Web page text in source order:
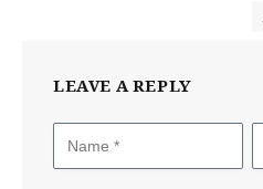
LEAVE A REPLY